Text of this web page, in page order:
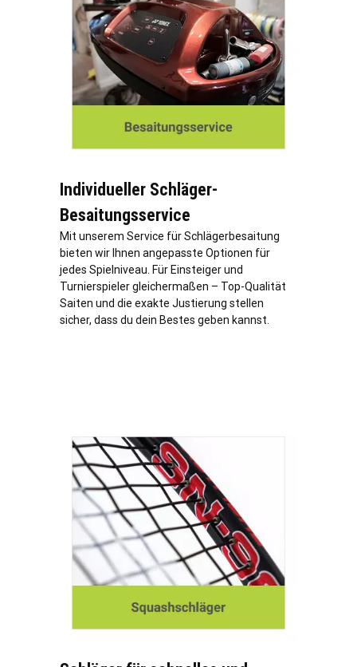
Individueller Schläger-
Besaitungsservice
Mit unserem Service für Schlägerbesaitung
bieten wir Ihnen angepasste Optionen für
jedes Spielniveau. Für Einsteiger und
Turnierspieler gleichermaßen – Top-Qualität
Saiten und die exakte Justierung stellen
sicher, dass du dein Bestes geben kannst.